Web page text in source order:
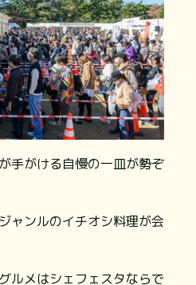
手がける自慢の一皿が勢ぞ
ャンルのイチオシ料理が会
ルメはシェフェスタならで